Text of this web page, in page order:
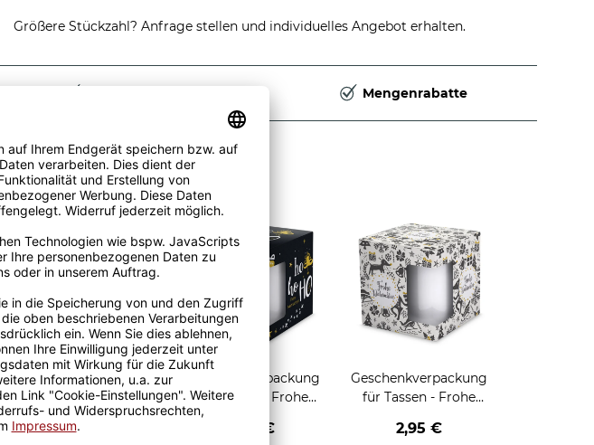
Größere Stückzahl? Anfrage stellen und individuelles Angebot erhalten.
Mengenrabatte
Passende Verpackungen
Geschenkverpackung
für Tassen - Frohe
Weihnachten - HO HO
HO - rot
2,95 €
Geschenkverpackung
für Tassen - Frohe
Weihnachten - HO HO
HO - schwarz
2,95 €
Geschenkverpackung
für Tassen - Frohe
2,95 €